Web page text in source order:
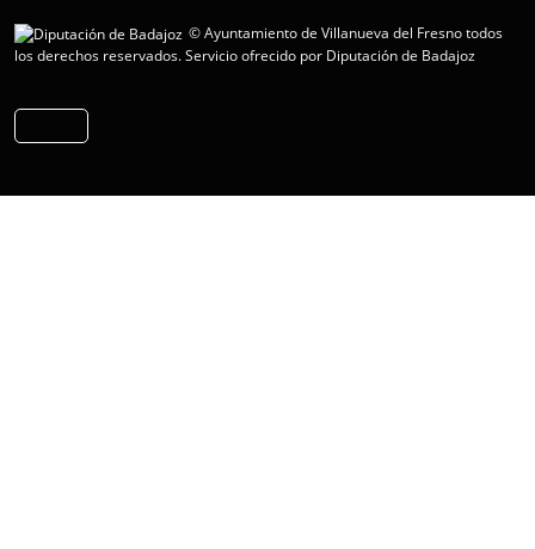
© Ayuntamiento de Villanueva del Fresno todos
los derechos reservados.Servicio ofrecido por Diputación de Badajoz